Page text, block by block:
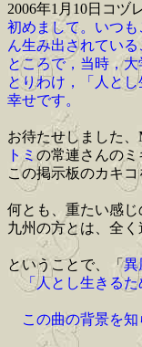
2006年1月10日コヅ
初めまして。いつ
ん生み出されている
ところで，当時，
とりわけ，「人と
幸せです。
お待たせしました、
トミ の常連さんのミ
この掲示板のカキ
何とも、重たい感じ
九州の方とは、全く
ということで、「異
「人とし生きるた
この曲の背景を知